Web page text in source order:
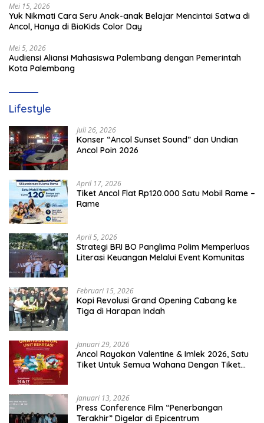
Mei 15, 2026
Yuk Nikmati Cara Seru Anak-anak Belajar Mencintai Satwa di
Ancol, Hanya di BioKids Color Day
Mei 5, 2026
Audiensi Aliansi Mahasiswa Palembang dengan Pemerintah
Kota Palembang
Lifestyle
Juli 26, 2026
Konser “Ancol Sunset Sound” dan Undian
Ancol Poin 2026
April 17, 2026
Tiket Ancol Flat Rp120.000 Satu Mobil Rame –
Rame
April 5, 2026
​Strategi BRI BO Panglima Polim Memperluas
Literasi Keuangan Melalui Event Komunitas
Februari 15, 2026
Kopi Revolusi Grand Opening Cabang ke
Tiga di Harapan Indah
Januari 29, 2026
Ancol Rayakan Valentine & Imlek 2026, Satu
Tiket Untuk Semua Wahana Dengan Tiket
Januari 13, 2026
Press Conference Film “Penerbangan
Terakhir” Digelar di Epicentrum